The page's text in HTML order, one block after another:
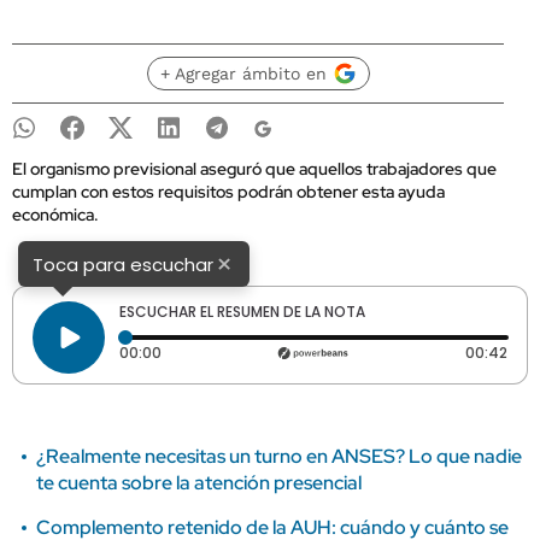
+ Agregar ámbito en
El organismo previsional aseguró que aquellos trabajadores que
cumplan con estos requisitos podrán obtener esta ayuda
económica.
Toca para escuchar×
ESCUCHAR EL RESUMEN DE LA NOTA
00:00 Tiempo transcurrido: 0 segundos 00:42
¿Realmente necesitas un turno en ANSES? Lo que nadie
te cuenta sobre la atención presencial
Complemento retenido de la AUH: cuándo y cuánto se